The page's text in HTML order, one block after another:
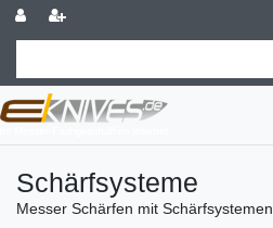
Schärfsysteme
Messer Schärfen mit Schärfsystemen